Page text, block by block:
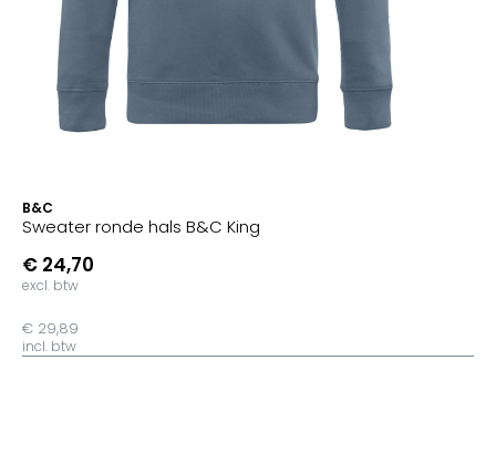
B&C
Sweater ronde hals B&C King
€ 24,70
excl. btw
€ 29,89
incl. btw